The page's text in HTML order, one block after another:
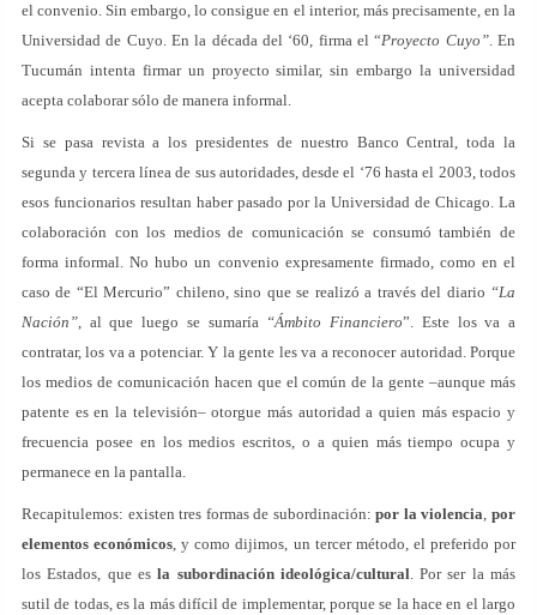
el convenio. Sin embargo, lo consigue en el interior, más precisamente, en la
Universidad de Cuyo. En la década del ‘60, firma el “Proyecto Cuyo”. En
Tucumán intenta firmar un proyecto similar, sin embargo la universidad
acepta colaborar sólo de manera informal.
Si se pasa revista a los presidentes de nuestro Banco Central, toda la
segunda y tercera línea de sus autoridades, desde el ‘76 hasta el 2003, todos
esos funcionarios resultan haber pasado por la Universidad de Chicago. La
colaboración con los medios de comunicación se consumó también de
forma informal. No hubo un convenio expresamente firmado, como en el
caso de “El Mercurio” chileno, sino que se realizó a través del diario “La
Nación”, al que luego se sumaría “Ámbito Financiero”. Este los va a
contratar, los va a potenciar. Y la gente les va a reconocer autoridad. Porque
los medios de comunicación hacen que el común de la gente –aunque más
patente es en la televisión– otorgue más autoridad a quien más espacio y
frecuencia posee en los medios escritos, o a quien más tiempo ocupa y
permanece en la pantalla.
Recapitulemos: existen tres formas de subordinación:por la violencia,por
elementos económicos, y como dijimos, un tercer método, el preferido por
los Estados, que esla subordinación ideológica/cultural. Por ser la más
sutil de todas, es la más difícil de implementar, porque se la hace en el largo